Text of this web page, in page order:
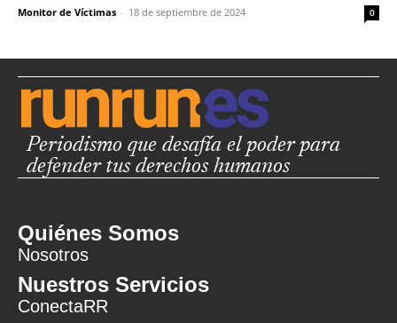
Monitor de Víctimas - 18 de septiembre de 2024 0
Periodismo que desafía el poder para
defender tus derechos humanos
Quiénes Somos
Nosotros
Nuestros Servicios
ConectaRR